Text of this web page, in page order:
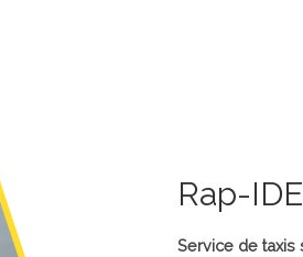
Rap-
Service de taxis